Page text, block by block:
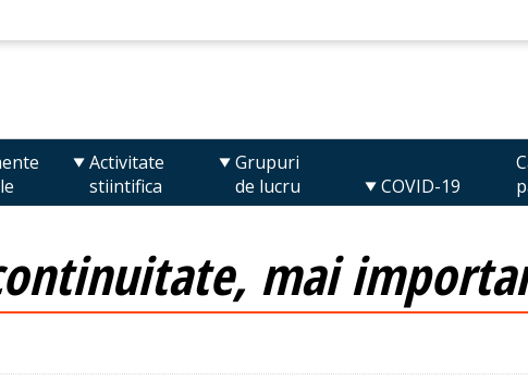
Activitate
stiintifica
Grupuri
de lucru
COVID-19
mai